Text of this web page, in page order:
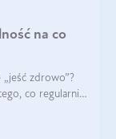
na co
zdrowo”?
co regularnie